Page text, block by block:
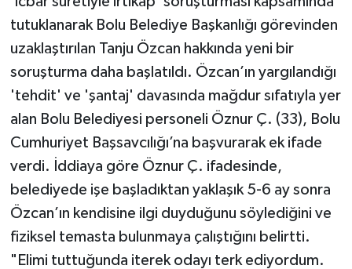
tutuklanarak Bolu Belediye Başkanlığı görevinden
uzaklaştırılan Tanju Özcan hakkında yeni bir
soruşturma daha başlatıldı. Özcan’ın yargılandığı
'tehdit' ve 'şantaj' davasında mağdur sıfatıyla yer
alan Bolu Belediyesi personeli Öznur Ç. (33), Bolu
Cumhuriyet Başsavcılığı’na başvurarak ek ifade
verdi. İddiaya göre Öznur Ç. ifadesinde,
belediyede işe başladıktan yaklaşık 5-6 ay sonra
Özcan’ın kendisine ilgi duyduğunu söylediğini ve
fiziksel temasta bulunmaya çalıştığını belirtti.
"Elimi tuttuğunda iterek odayı terk ediyordum.